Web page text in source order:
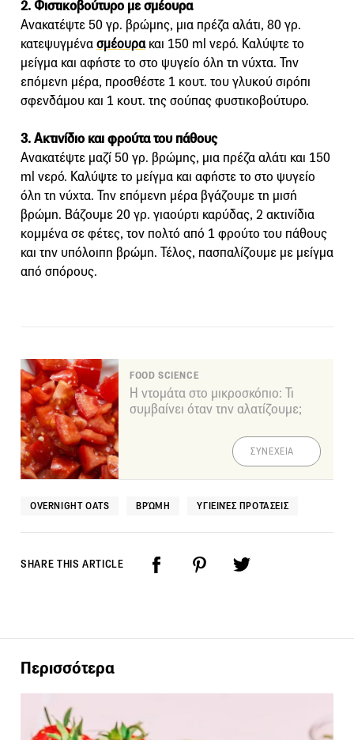
2. Φιστικοβούτυρο με σμέουρα
Ανακατέψτε 50 γρ. βρώμης, μια πρέζα αλάτι, 80 γρ.
κατεψυγμένασμέουρακαι 150 ml νερό. Καλύψτε το
μείγμα και αφήστε το στο ψυγείο όλη τη νύχτα. Την
επόμενη μέρα, προσθέστε 1 κουτ. του γλυκού σιρόπι
σφενδάμου και 1 κουτ. της σούπας φυστικοβούτυρο.
3. Ακτινίδιο και φρούτα του πάθους
Ανακατέψτε μαζί 50 γρ. βρώμης, μια πρέζα αλάτι και 150
ml νερό. Καλύψτε το μείγμα και αφήστε το στο ψυγείο
όλη τη νύχτα. Την επόμενη μέρα βγάζουμε τη μισή
βρώμη. Βάζουμε 20 γρ. γιαούρτι καρύδας, 2 ακτινίδια
κομμένα σε φέτες, τον πολτό από 1 φρούτο του πάθους
και την υπόλοιπη βρώμη. Τέλος, πασπαλίζουμε με μείγμα
από σπόρους.
FOOD SCIENCE
Η ντομάτα στο μικροσκόπιο: Τι
συμβαίνει όταν την αλατίζουμε;
ΣΥΝΕΧΕΙΑ
OVERNIGHT OATS ΒΡΏΜΗ ΥΓΙΕΙΝΈΣ ΠΡΟΤΆΣΕΙΣ
SHARE THIS ARTICLE
Περισσότερα